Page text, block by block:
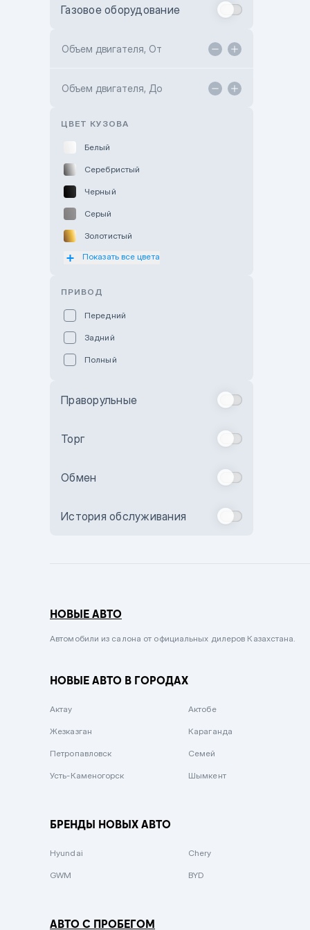
Toyota Kokshetau
Hyundai ShymCity
Газовое оборудование
Объем двигателя, От
Объем двигателя, До
ЦВЕТ КУЗОВА
Белый
Серебристый
Черный
Серый
Золотистый
Оранжевый
Бежевый
Комбинированный
Сиреневый металлик
Вишневый
Зеленый металлик
Показать все цвета
ПРИВОД
Передний
Задний
Полный
Праворульные
Торг
Обмен
История обслуживания
НОВЫЕ АВТО
Автомобили из салона от официальных дилеров Казахстана.
НОВЫЕ АВТО В ГОРОДАХ
Актау Актобе
Жезказган Караганда
Петропавловск Семей
Усть-Каменогорск Шымкент
БРЕНДЫ НОВЫХ АВТО
Hyundai Chery
GWM BYD
АВТО С ПРОБЕГОМ